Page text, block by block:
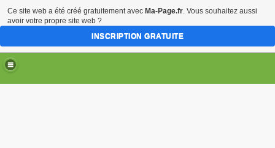
Ce site web a été créé gratuitement avec Ma-Page.fr. Vous souhaitez aussi
avoir votre propre site web ?
INSCRIPTION GRATUITE